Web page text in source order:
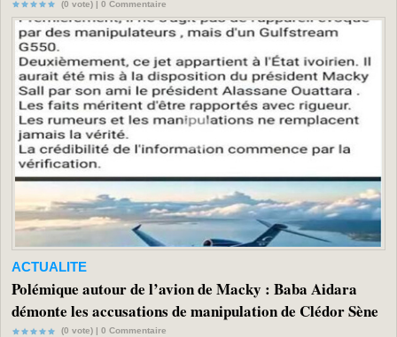
(0 vote) | 0 Commentaire
ACTUALITE
Polémique autour de l’avion de Macky : Baba Aidara
démonte les accusations de manipulation de Clédor Sène
(0 vote) | 0 Commentaire